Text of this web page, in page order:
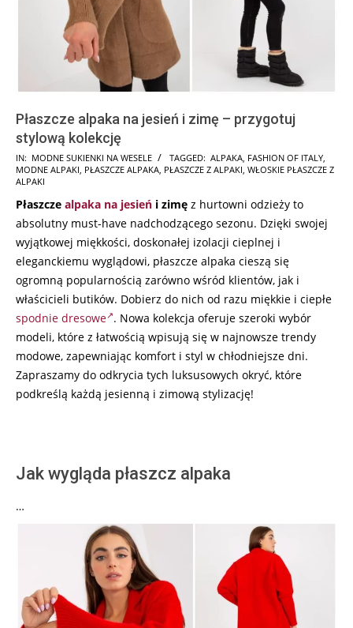
Płaszcze alpaka na jesień i zimę – przygotuj
stylową kolekcję
2024-
08-
IN: MODNE SUKIENKI NA WESELE TAGGED: ALPAKA, FASHION OF ITALY,
MODNE ALPAKI, PŁASZCZE ALPAKA, PŁASZCZE Z ALPAKI, WŁOSKIE PŁASZCZE Z
ALPAKI
Płaszcze alpaka na jesień i zimę z hurtowni odzieży to
absolutny must-have nadchodzącego sezonu. Dzięki swojej
wyjątkowej miękkości, doskonałej izolacji cieplnej i
eleganckiemu wyglądowi, płaszcze alpaka cieszą się
ogromną popularnością zarówno wśród klientów, jak i
właścicieli butików. Dobierz do nich od razu miękkie i ciepłe
spodnie dresowe . Nowa kolekcja oferuje szeroki wybór
modeli, które z łatwością wpisują się w najnowsze trendy
modowe, zapewniając komfort i styl w chłodniejsze dni.
Zapraszamy do odkrycia tych luksusowych okryć, które
podkreślą każdą jesienną i zimową stylizację!
Jak wygląda płaszcz alpaka
…